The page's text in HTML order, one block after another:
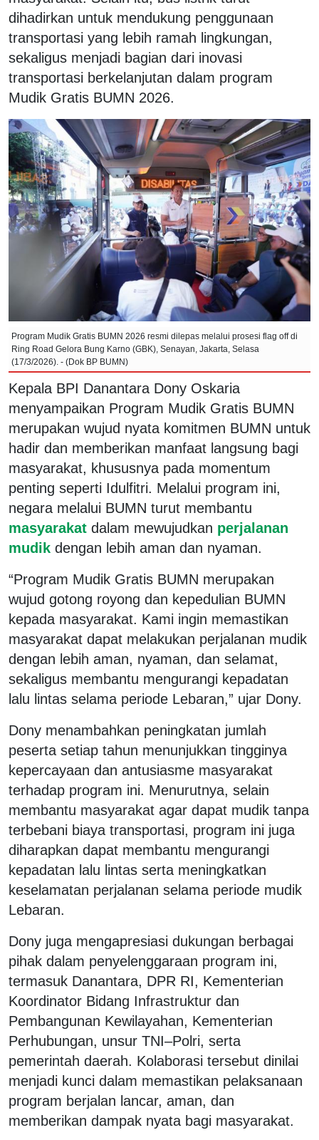
dihadirkan untuk mendukung penggunaan
transportasi yang lebih ramah lingkungan,
sekaligus menjadi bagian dari inovasi
transportasi berkelanjutan dalam program
Mudik Gratis BUMN 2026.
Program Mudik Gratis BUMN 2026 resmi dilepas melalui prosesi flag off di
Ring Road Gelora Bung Karno (GBK), Senayan, Jakarta, Selasa
(17/3/2026). - (Dok BP BUMN)
Kepala BPI Danantara Dony Oskaria
menyampaikan Program Mudik Gratis BUMN
merupakan wujud nyata komitmen BUMN untuk
hadir dan memberikan manfaat langsung bagi
masyarakat, khususnya pada momentum
penting seperti Idulfitri. Melalui program ini,
negara melalui BUMN turut membantu
masyarakat dalam mewujudkan perjalanan
mudik dengan lebih aman dan nyaman.
“Program Mudik Gratis BUMN merupakan
wujud gotong royong dan kepedulian BUMN
kepada masyarakat. Kami ingin memastikan
masyarakat dapat melakukan perjalanan mudik
dengan lebih aman, nyaman, dan selamat,
sekaligus membantu mengurangi kepadatan
lalu lintas selama periode Lebaran,” ujar Dony.
Dony menambahkan peningkatan jumlah
peserta setiap tahun menunjukkan tingginya
kepercayaan dan antusiasme masyarakat
terhadap program ini. Menurutnya, selain
membantu masyarakat agar dapat mudik tanpa
terbebani biaya transportasi, program ini juga
diharapkan dapat membantu mengurangi
kepadatan lalu lintas serta meningkatkan
keselamatan perjalanan selama periode mudik
Lebaran.
Dony juga mengapresiasi dukungan berbagai
pihak dalam penyelenggaraan program ini,
termasuk Danantara, DPR RI, Kementerian
Koordinator Bidang Infrastruktur dan
Pembangunan Kewilayahan, Kementerian
Perhubungan, unsur TNI–Polri, serta
pemerintah daerah. Kolaborasi tersebut dinilai
menjadi kunci dalam memastikan pelaksanaan
program berjalan lancar, aman, dan
memberikan dampak nyata bagi masyarakat.